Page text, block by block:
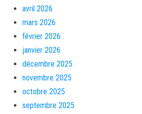
avril 2026
mars 2026
février 2026
janvier 2026
décembre 2025
novembre 2025
octobre 2025
septembre 2025